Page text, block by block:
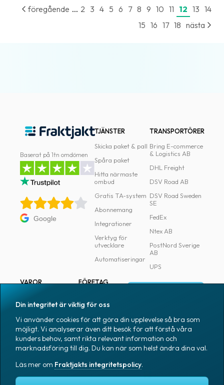
föregående ... 2 3 4 5 6 7 8 9 10 11 12 13 14
15 16 17 18 nästa
Baserat på 1tn omdömen
Google
TJÄNSTER
Skicka paket & pall
Spåra paket
Hitta närmaste
ombud
Gratis TA-system
Abonnemang
Integrationer
Verktyg för
utvecklare
Automatiseringar
TRANSPORTÖRER
Bring E-commerce
& Logistics AB
DHL Freight
DSV Road AB
DSV Road Sweden
SE
FedEx
Ntex AB
PostNord Sverige
AB
UPS
VAROR
Märkning
Emballage
Emballagetillbehör
Kontorsvaror
FÖRETAG
Pressrum
Medarbetare
Jobb & karriär
Nyhetsarkiv
Blogg
Skapa konto
Din integritet är viktig för oss
Vi använder cookies för att göra din upplevelse så bra som
möjligt. Vi analyserar även ditt besök för att förstå våra
kunders behov, samt rikta relevant information och
marknadsföring till dig. Du kan när som helst ändra dina val.
Läs mer om Fraktjakts integritetspolicy.